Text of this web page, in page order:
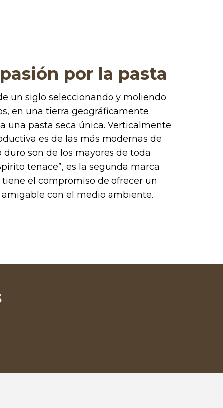
por la pasta
un siglo seleccionando y moliendo
en una tierra geográficamente
una pasta seca única. Verticalmente
es de las más modernas de
duro son de los mayores de toda
tenace”, es la segunda marca
el compromiso de ofrecer un
con el medio ambiente.